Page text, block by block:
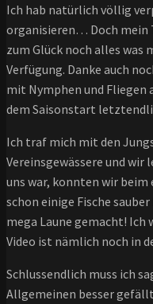
Ich hab natürlich völlig
organisieren… Doch mein
zum Glück noch alles
Verfügung. Danke auch
mit Nymphen und Fliegen
dem Saisonstart
Ich traf mich mit den
Vereinsgewässere und wir
uns war, konnten wir
schon einige Fische
mega Laune gemacht!
Video ist nämlich noch in
Schlussendlich muss ich
Allgemeinen besser